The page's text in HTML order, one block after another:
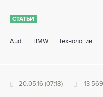
СТАТЬИ
Audi BMW Технологии
20.05.16 (07:18) 13 569